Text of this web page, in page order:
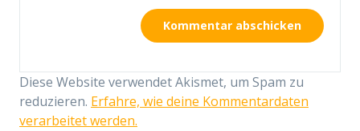
Diese Website verwendet Akismet, um Spam zu
reduzieren. Erfahre, wie deine Kommentardaten
verarbeitet werden.